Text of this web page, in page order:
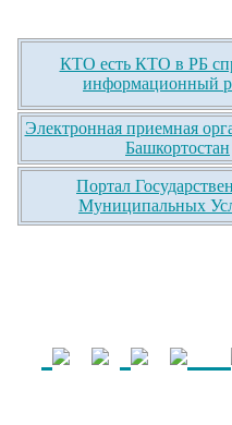
КТО есть КТО в РБ
информационный
Электронная приемная
Башкортостан
Портал
Муниципальных